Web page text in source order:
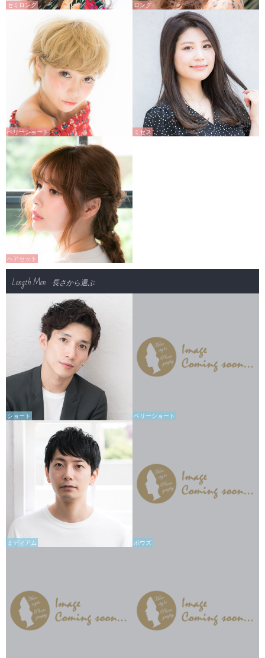
セミロング ロング
ベリーショート ミセス
ヘアセット
Length Men 長さから選ぶ
ショート ベリーショート
ミディアム ボウズ